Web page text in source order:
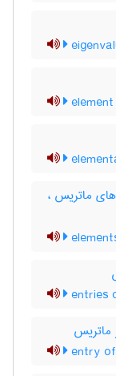
ماتریس ،
entries
ماتریس
entry